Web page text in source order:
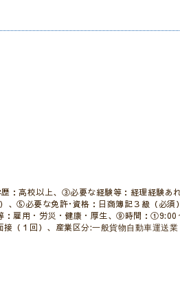
：高校以上、③必要な経験等：経理経験あ
、⑤必要な免許･資格：日商簿記３級（必
：雇用・労災・健康・厚生、⑨時間：
（１回）、産業区分:一般貨物自動車運送業